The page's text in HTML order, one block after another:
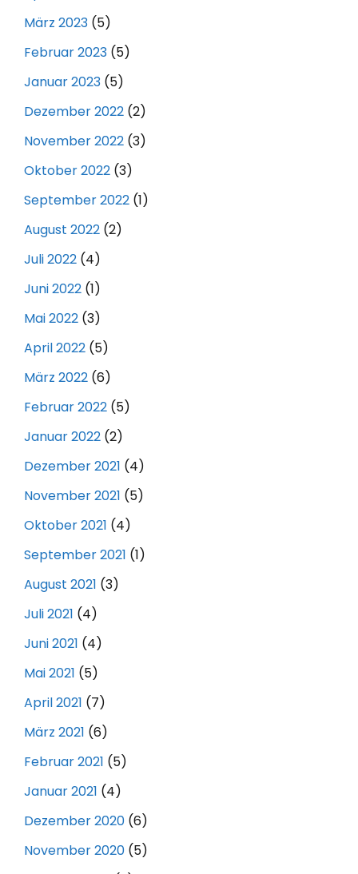
März 2023 (5)
Februar 2023 (5)
Januar 2023 (5)
Dezember 2022 (2)
November 2022 (3)
Oktober 2022 (3)
September 2022 (1)
August 2022 (2)
Juli 2022 (4)
Juni 2022 (1)
Mai 2022 (3)
April 2022 (5)
März 2022 (6)
Februar 2022 (5)
Januar 2022 (2)
Dezember 2021 (4)
November 2021 (5)
Oktober 2021 (4)
September 2021 (1)
August 2021 (3)
Juli 2021 (4)
Juni 2021 (4)
Mai 2021 (5)
April 2021 (7)
März 2021 (6)
Februar 2021 (5)
Januar 2021 (4)
Dezember 2020 (6)
November 2020 (5)